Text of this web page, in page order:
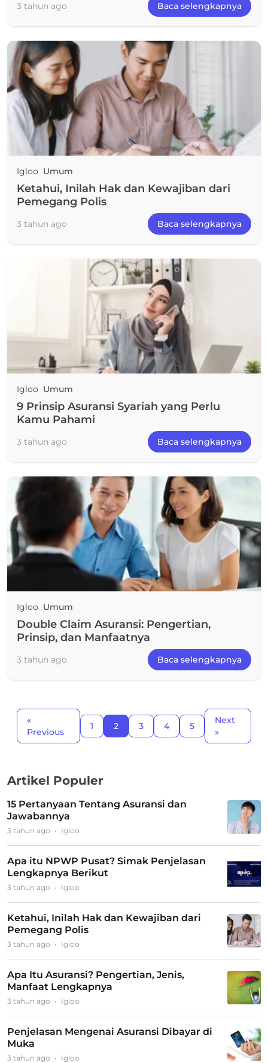
3 tahun ago Baca selengkapnya
Igloo Umum
Ketahui, Inilah Hak dan Kewajiban dari
Pemegang Polis
3 tahun ago Baca selengkapnya
Igloo Umum
9 Prinsip Asuransi Syariah yang Perlu
Kamu Pahami
3 tahun ago Baca selengkapnya
Igloo Umum
Double Claim Asuransi: Pengertian,
Prinsip, dan Manfaatnya
3 tahun ago Baca selengkapnya
«
Previous
1 2 3 4 5
Next
»
Artikel Populer
15 Pertanyaan Tentang Asuransi dan
Jawabannya
3 tahun ago • Igloo
Apa itu NPWP Pusat? Simak Penjelasan
Lengkapnya Berikut
3 tahun ago • Igloo
Ketahui, Inilah Hak dan Kewajiban dari
Pemegang Polis
3 tahun ago • Igloo
Apa Itu Asuransi? Pengertian, Jenis,
Manfaat Lengkapnya
3 tahun ago • Igloo
Penjelasan Mengenai Asuransi Dibayar di
Muka
3 tahun ago • Igloo